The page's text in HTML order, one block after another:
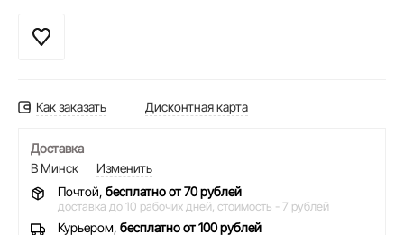
Как заказать Дисконтная карта
Доставка
В Минск
Изменить
Почтой, бесплатно от 70 рублей
доставка до 10 рабочих дней, стоимость - 7 рублей
Курьером, бесплатно от 100 рублей